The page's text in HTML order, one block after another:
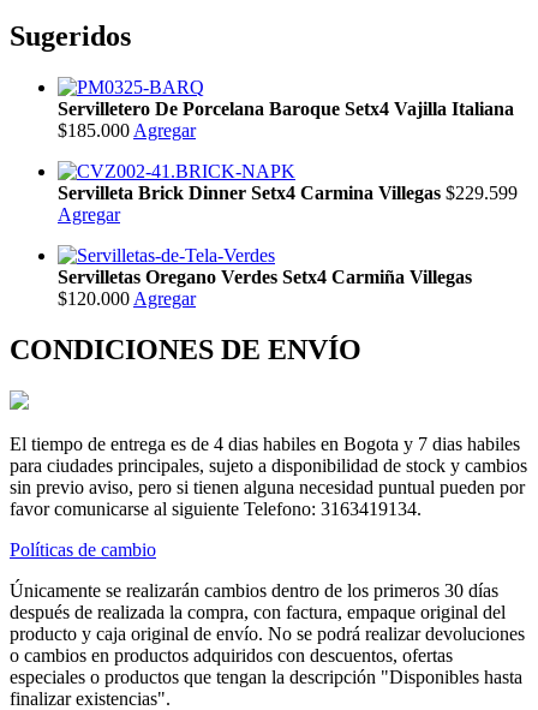
Sugeridos
Servilletero De Porcelana Baroque Setx4 Vajilla Italiana
$185.000 Agregar
Servilleta Brick Dinner Setx4 Carmina Villegas $229.599
Agregar
Servilletas Oregano Verdes Setx4 Carmiña Villegas
$120.000 Agregar
CONDICIONES DE ENVÍO
El tiempo de entrega es de 4 dias habiles en Bogota y 7 dias habiles
para ciudades principales, sujeto a disponibilidad de stock y cambios
sin previo aviso, pero si tienen alguna necesidad puntual pueden por
favor comunicarse al siguiente Telefono: 3163419134.
Políticas de cambio
Únicamente se realizarán cambios dentro de los primeros 30 días
después de realizada la compra, con factura, empaque original del
producto y caja original de envío. No se podrá realizar devoluciones
o cambios en productos adquiridos con descuentos, ofertas
especiales o productos que tengan la descripción "Disponibles hasta
finalizar existencias".